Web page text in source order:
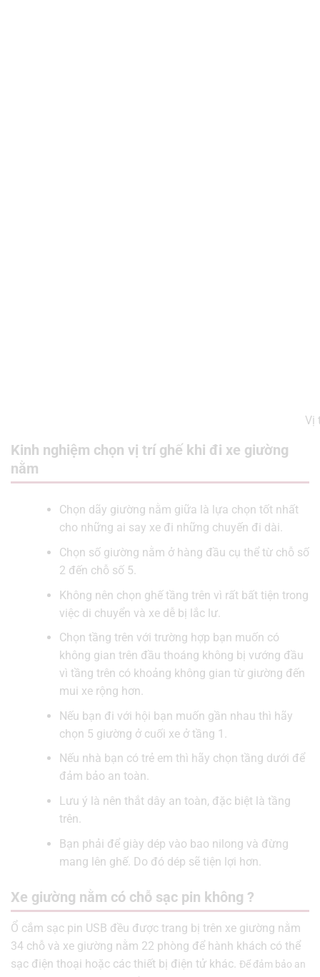
Vị
Kinh nghiệm chọn vị trí ghế khi đi xe giường
nằm
Chọn dãy giường nằm giữa là lựa chọn tốt nhất
cho những ai say xe đi những chuyến đi dài.
Chọn số giường nằm ở hàng đầu cụ thể từ chỗ số
2 đến chỗ số 5.
Không nên chọn ghế tầng trên vì rất bất tiện trong
việc di chuyển và xe dễ bị lắc lư.
Chọn tầng trên với trường hợp bạn muốn có
không gian trên đầu thoáng không bị vướng đầu
vì tầng trên có khoảng không gian từ giường đến
mui xe rộng hơn.
Nếu bạn đi với hội bạn muốn gần nhau thì hãy
chọn 5 giường ở cuối xe ở tầng 1.
Nếu nhà bạn có trẻ em thì hãy chọn tầng dưới để
đảm bảo an toàn.
Lưu ý là nên thắt dây an toàn, đặc biệt là tầng
trên.
Bạn phải để giày dép vào bao nilong và đừng
mang lên ghế. Do đó dép sẽ tiện lợi hơn.
Xe giường nằm có chỗ sạc pin không ?
Ổ cắm sạc pin USB đều được trang bị trên xe giường nằm
34 chỗ và xe giường nằm 22 phòng để hành khách có thể
sạc điện thoại hoặc các thiết bị điện tử khác. Để đảm bảo an